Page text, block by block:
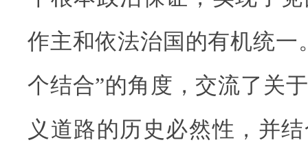
作主和依法治国的有机统一
个结合”的角度，交流了关
义道路的历史必然性，并